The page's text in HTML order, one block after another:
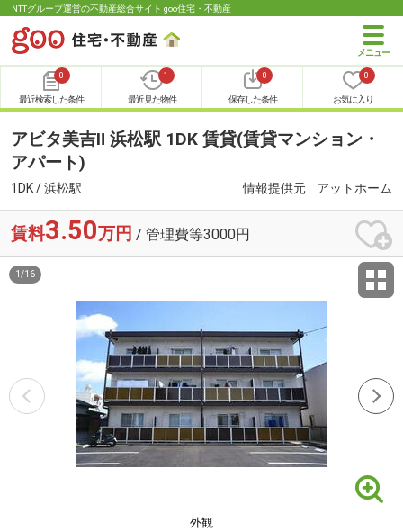
NTTグループ運営の不動産総合サイト goo住宅・不動産
0
最近検索した条件
1
最近見た物件
0
保存した条件
0
お気に入り
アビタ美吉Ⅱ 浜松駅 1DK 賃貸(賃貸マンション・
アパート)
1DK / 浜松駅 情報提供元 アットホーム
賃料3.50万円 / 管理費等3000円
外観
1 /16